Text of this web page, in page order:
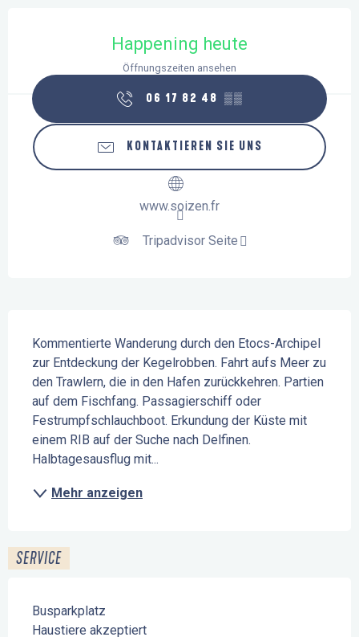
Happening heute
Öffnungszeiten ansehen
06 17 82 48 ▒▒
KONTAKTIEREN SIE UNS
www.soizen.fr
Tripadvisor Seite
Kommentierte Wanderung durch den Etocs-Archipel
zur Entdeckung der Kegelrobben. Fahrt aufs Meer zu
den Trawlern, die in den Hafen zurückkehren. Partien
auf dem Fischfang. Passagierschiff oder
Festrumpfschlauchboot. Erkundung der Küste mit
einem RIB auf der Suche nach Delfinen.
Halbtagesausflug mit...
Mehr anzeigen
SERVICE
Busparkplatz
Haustiere akzeptiert